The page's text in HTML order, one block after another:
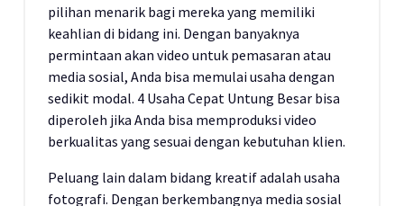
pilihan menarik bagi mereka yang memiliki
keahlian di bidang ini. Dengan banyaknya
permintaan akan video untuk pemasaran atau
media sosial, Anda bisa memulai usaha dengan
sedikit modal. 4 Usaha Cepat Untung Besar bisa
diperoleh jika Anda bisa memproduksi video
berkualitas yang sesuai dengan kebutuhan klien.
Peluang lain dalam bidang kreatif adalah usaha
fotografi. Dengan berkembangnya media sosial